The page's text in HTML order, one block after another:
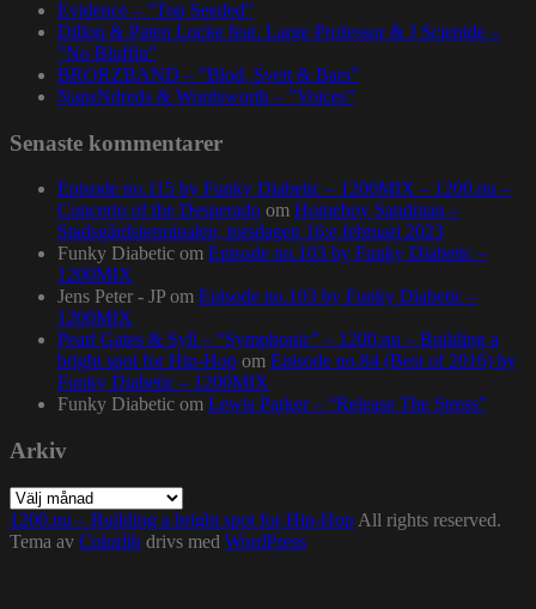
Evidence – ”Top Seeded”
Dillon & Paten Locke feat. Large Professor & J Scienide –
”No Bluffin”
BRORZBAND – ”Blod, Svett & Bars”
NapsNdreds & Wordsworth – ”Voices”
Senaste kommentarer
Episode no.115 by Funky Diabetic – 1200MIX – 1200.nu –
Concerto of the Desperado om Homeboy Sandman –
Stadsgårdsterminalen, torsdagen 16:e februari 2023
Funky Diabetic om Episode no.103 by Funky Diabetic –
1200MIX
Jens Peter - JP om Episode no.103 by Funky Diabetic –
1200MIX
Pearl Gates & Syll – “Symphonic” – 1200.nu – Building a
bright spot for Hip-Hop om Episode no.84 (Best of 2016) by
Funky Diabetic – 1200MIX
Funky Diabetic om Lewis Parker – “Release The Stress”
Arkiv
Arkiv
1200.nu – Building a bright spot for Hip-Hop All rights reserved.
Tema av Colorlib drivs med WordPress